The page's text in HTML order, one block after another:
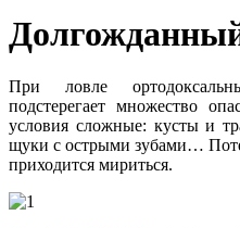
При ловле
подстерегает множество
условия сложные: кусты и
щуки с острыми зубами…
приходится мириться.